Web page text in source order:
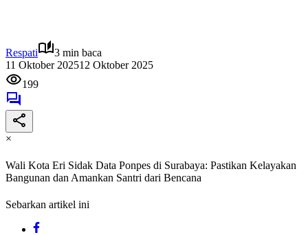
Respati
3 min baca
11 Oktober 202512 Oktober 2025
199
×
Wali Kota Eri Sidak Data Ponpes di Surabaya: Pastikan Kelayakan
Bangunan dan Amankan Santri dari Bencana
Sebarkan artikel ini